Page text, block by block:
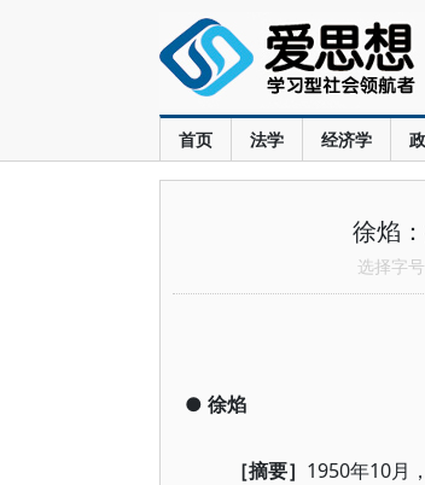
首页 法学 经济学
徐焰
选择字号
● 徐焰
［摘要］ 1950年10月